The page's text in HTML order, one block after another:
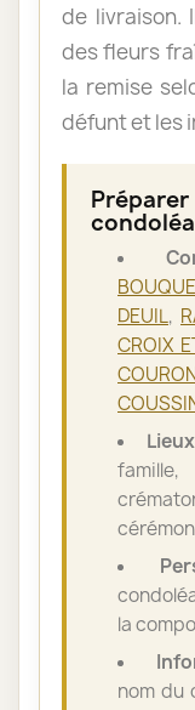
de livraison.
des fleurs
la remise
défunt et les
DEUIL,
CROIX
la
nom du